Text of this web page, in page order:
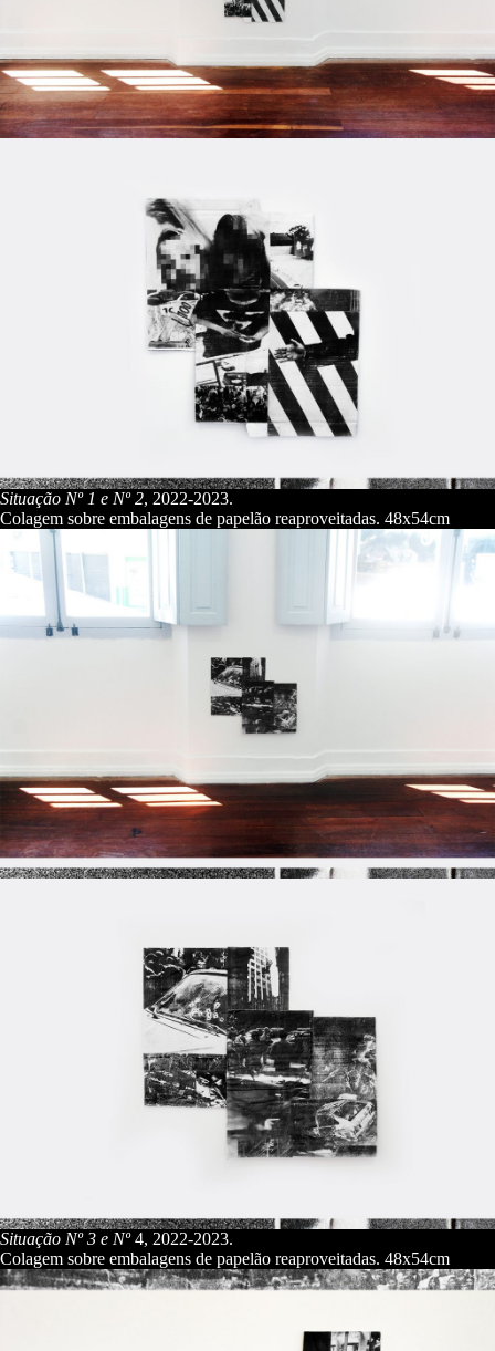
Situação Nº 1 e Nº 2, 2022-2023.
Colagem sobre embalagens de papelão reaproveitadas. 48x54cm
Situação Nº3 e Nº4, 2022-2023.
Colagem sobre embalagens de papelão reaproveitadas. 48x54cm